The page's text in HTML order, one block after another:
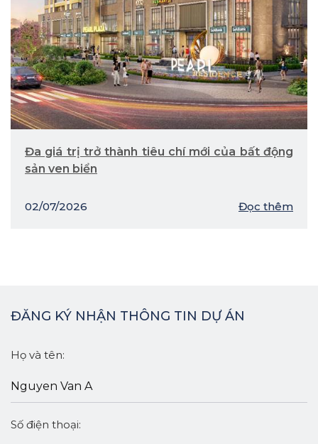
Đa giá trị trở thành tiêu chí mới của bất động
sản ven biển
02/07/2026 Đọc thêm
ĐĂNG KÝ NHẬN THÔNG TIN DỰ ÁN
Họ và tên:
Số điện thoại: